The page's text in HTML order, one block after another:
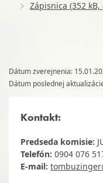
Zápisnica (352
Dátum zverejnenia:
Dátum poslednej
Kontakt:
Predseda komisie:
Telefón: 0904 076
E-mail: